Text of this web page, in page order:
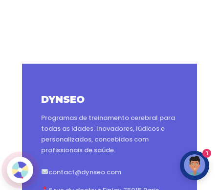
DYNSEO
Programas de treinamento cerebral para
todas as idades. Inovadores, lúdicos e
personalizados, concebidos com
profissionais de saúde.
contact@dynseo.com
1